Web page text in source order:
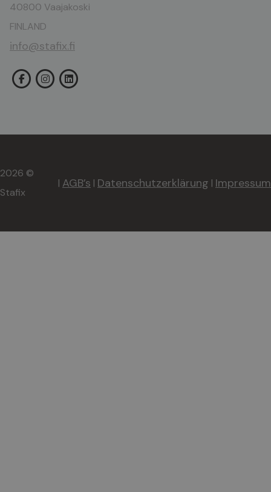
40800 Vaajakoski
FINLAND
info@stafix.fi
2026 ©
Stafix
| AGB’s | Datenschutzerklärung | Impressum